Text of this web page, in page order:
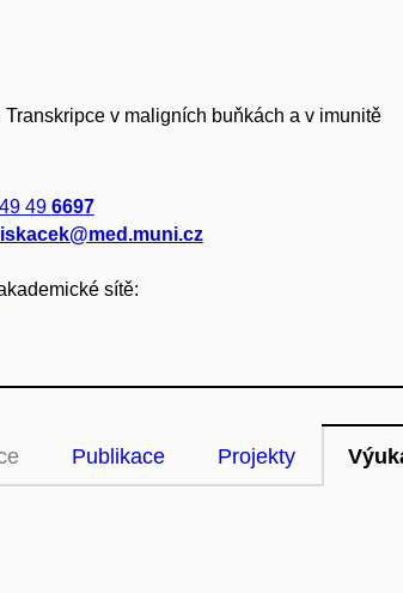
v maligních buňkách a v imunitě
49 6697
sítě:
Publikace Projekty